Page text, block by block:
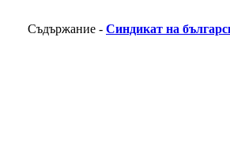
Съдържание - Синдикат на